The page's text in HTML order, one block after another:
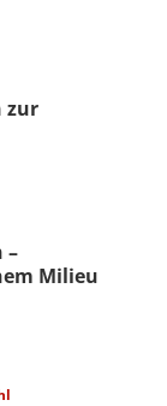
zur
–
Milieu